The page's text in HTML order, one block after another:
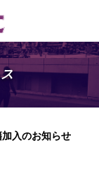
入のお知らせ